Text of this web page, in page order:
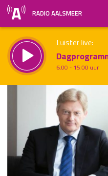
RADIO AALSMEER
Luister live:
6.00 - 15.00 uur
Inklappen